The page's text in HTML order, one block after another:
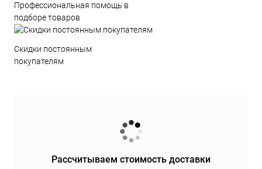
Профессиональная помощь в
подборе товаров
Скидки постоянным
покупателям
Рассчитываем стоимость доставки